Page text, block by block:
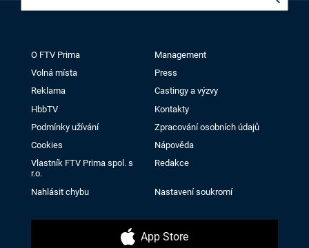
O FTV Prima
Management
Volná místa
Press
Reklama
Castingy a výzvy
HbbTV
Kontakty
Podmínky užívání
Zpracování osobních údajů
Cookies
Nápověda
Vlastník FTV Prima spol. s
r.o.
Redakce
Nahlásit chybu Nastavení soukromí
App Store